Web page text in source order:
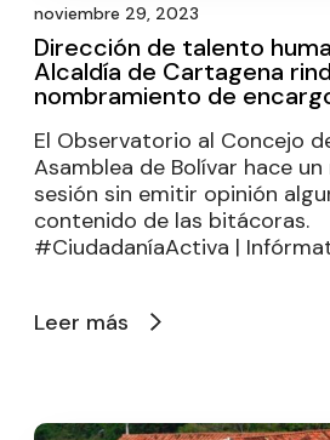
noviembre 29, 2023
Dirección de talento
Alcaldía de Cartagena
nombramiento de
El Observatorio al Concejo
Asamblea de Bolívar hace
sesión sin emitir opinión
contenido de las bitácoras.
#CiudadaníaActiva |
Leer más